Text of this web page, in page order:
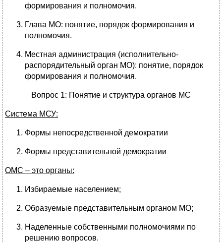
формирования и полномочия.
Глава МО: понятие, порядок формирования и
полномочия.
Местная администрация (исполнительно-
распорядительный орган МО): понятие, порядок
формирования и полномочия.
Вопрос 1: Понятие и структура органов МС
Система МСУ:
Формы непосредственной демократии
Формы представительной демократии
ОМС – это органы:
Избираемые населением;
Образуемые представительным органом МО;
Наделенные собственными полномочиями по
решению вопросов.